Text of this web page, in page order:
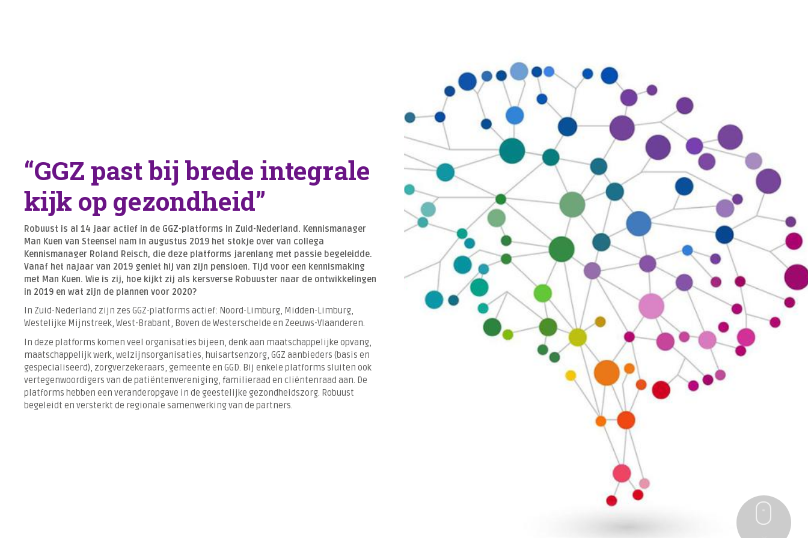
“GGZ past bij brede integrale
kijk op gezondheid”
Robuust is al 14 jaar actief in de GGZ-platforms in Zuid-Nederland. Kennismanager
Man Kuen van Steensel nam in augustus 2019 het stokje over van collega
Kennismanager Roland Reisch, die deze platforms jarenlang met passie begeleidde.
Vanaf het najaar van 2019 geniet hij van zijn pensioen. Tijd voor een kennismaking
met Man Kuen. Wie is zij, hoe kijkt zij als kersverse Robuuster naar de ontwikkelingen
in 2019 en wat zijn de plannen voor 2020?
In Zuid-Nederland zijn zes GGZ-platforms actief: Noord-Limburg, Midden-Limburg,
Westelijke Mijnstreek, West-Brabant, Boven de Westerschelde en Zeeuws-Vlaanderen.
In deze platforms komen veel organisaties bijeen, denk aan maatschappelijke opvang,
maatschappelijk werk, welzijnsorganisaties, huisartsenzorg, GGZ aanbieders (basis en
gespecialiseerd), zorgverzekeraars, gemeente en GGD. Bij enkele platforms sluiten ook
vertegenwoordigers van de patiëntenvereniging, familieraad en cliëntenraad aan. De
platforms hebben een veranderopgave in de geestelijke gezondheidszorg. Robuust
begeleidt en versterkt de regionale samenwerking van de partners.